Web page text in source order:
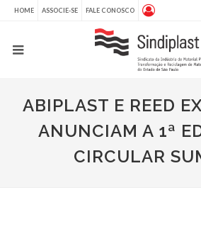
HOME ASSOCIE-SE FALE CONOSCO
ABIPLAST E REED
ANUNCIAM A 1ª
CIRCULAR